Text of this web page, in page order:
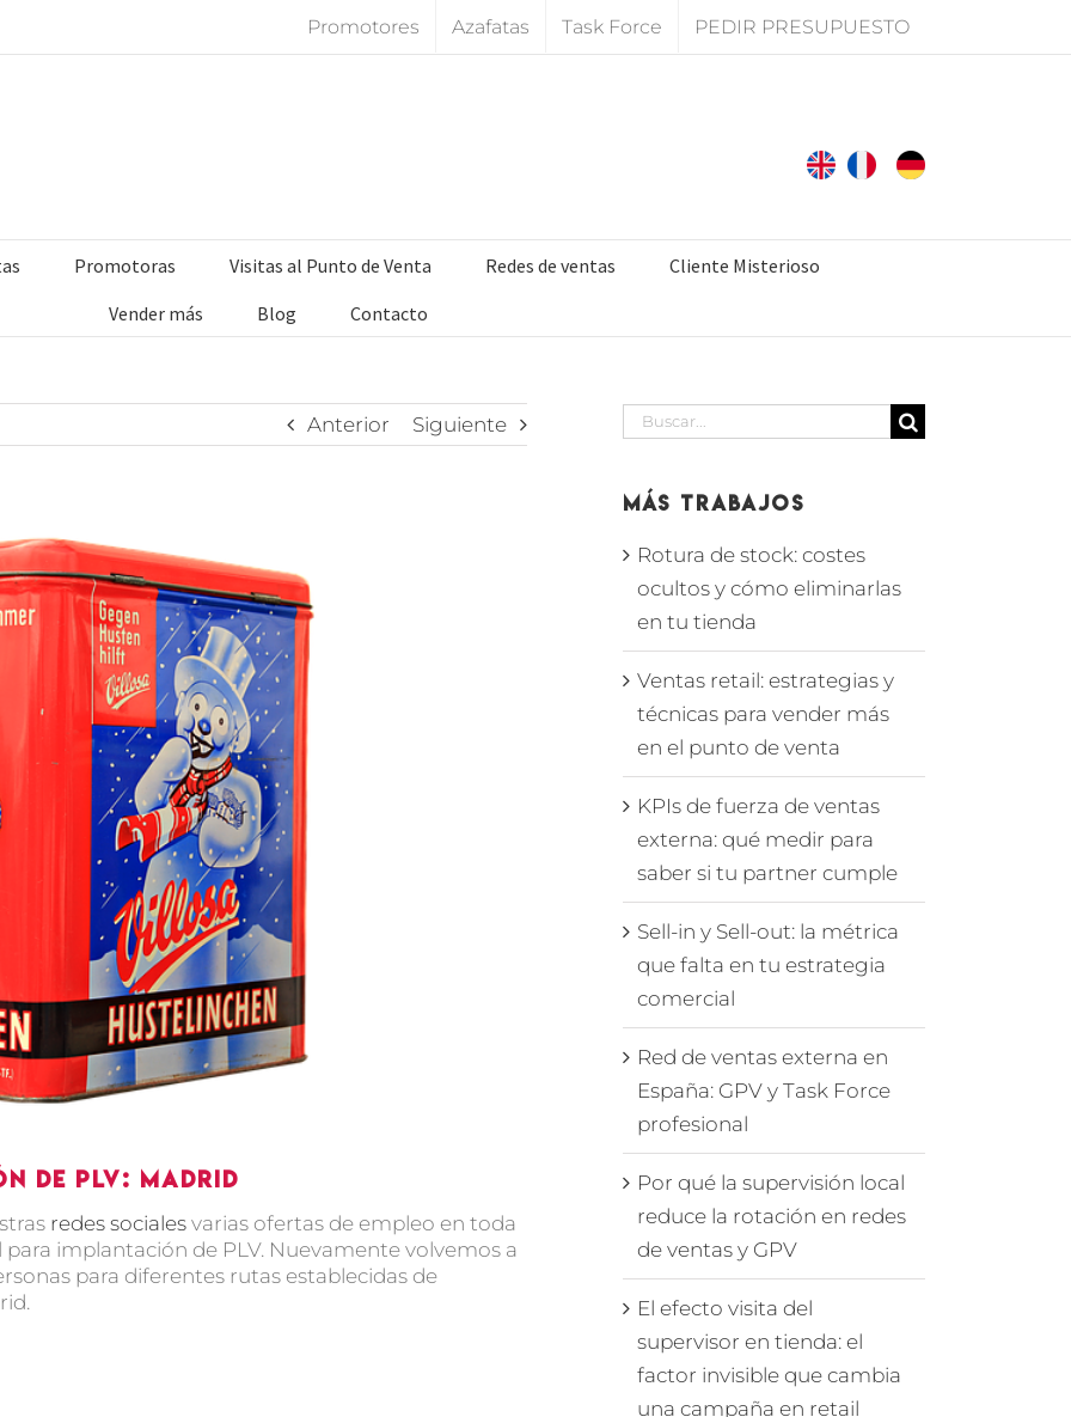
Promotores Azafatas Task Force PEDIR PRESUPUESTO
Promotoras Visitas al Punto de Venta Redes de ventas
Cliente Misterioso
Vender más
Blog Contacto
Anterior Siguiente
de PLV: Madrid
redes socialesvarias ofertas de empleo en toda
implantación de PLV. Nuevamente volvemos a
para diferentes rutas establecidas de
Buscar:
Más Trabajos
Rotura de stock: costes
ocultos y cómo eliminarlas
en tu tienda
Ventas retail: estrategias y
técnicas para vender más
en el punto de venta
KPIs de fuerza de ventas
externa: qué medir para
saber si tu partner cumple
Sell-in y Sell-out: la métrica
que falta en tu estrategia
comercial
Red de ventas externa en
España: GPV y Task Force
profesional
Por qué la supervisión local
reduce la rotación en redes
de ventas y GPV
El efecto visita del
supervisor en tienda: el
factor invisible que cambia
una campaña en retail